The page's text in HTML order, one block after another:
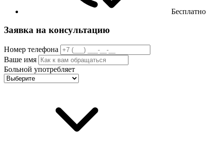
Бесплатно
Заявка на консультацию
Номер телефона
Ваше имя
Больной употребляет